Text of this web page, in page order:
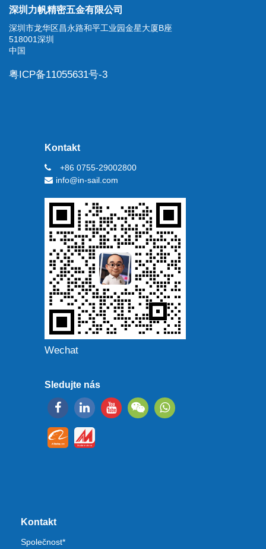
深圳力帆精密五金有限公司
深圳市龙华区昌永路和平工业园金星大厦B座
518001深圳
中国
粤ICP备11055631号-3
Kontakt
+86 0755-29002800
info@in-sail.com
Wechat
Sledujte nás
Kontakt
Společnost*